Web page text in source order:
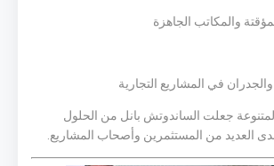
والمكاتب الجاهزة
في المشاريع التجارية
جعلت الساندوتش بانل من الحلول
لدى العديد من المستثمرين وأصحاب المشاريع.